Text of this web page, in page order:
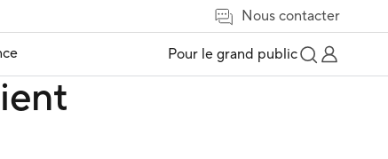
Nous contacter
Pour le grand public